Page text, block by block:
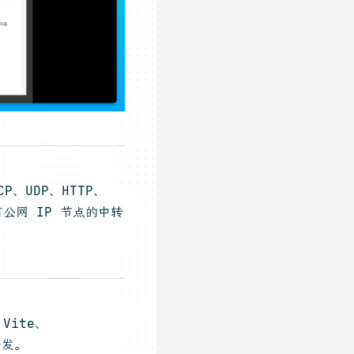
UDP、HTTP、
公网 IP 节点的中转
Vite、
。